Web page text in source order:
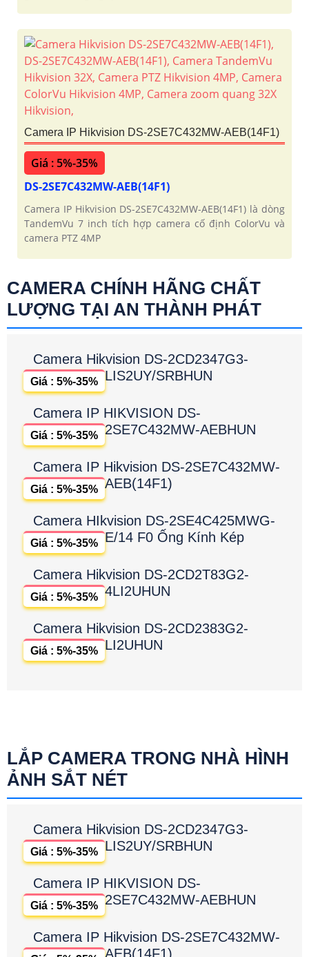
Camera IP Hikvision DS-2SE7C432MW-AEB(14F1)
Giá : 5%-35%
DS-2SE7C432MW-AEB(14F1)
Camera IP Hikvision DS-2SE7C432MW-AEB(14F1) là dòng
TandemVu 7 inch tích hợp camera cố định ColorVu và
camera PTZ 4MP
CAMERA CHÍNH HÃNG CHẤT
LƯỢNG TẠI AN THÀNH PHÁT
Camera Hikvision DS-2CD2347G3-
LIS2UY/SRBHUN
Giá : 5%-35%
Camera IP HIKVISION DS-
2SE7C432MW-AEBHUN
Giá : 5%-35%
Camera IP Hikvision DS-2SE7C432MW-
AEB(14F1)
Giá : 5%-35%
Camera HIkvision DS-2SE4C425MWG-
E/14 F0 Ống Kính Kép
Giá : 5%-35%
Camera Hikvision DS-2CD2T83G2-
4LI2UHUN
Giá : 5%-35%
Camera Hikvision DS-2CD2383G2-
LI2UHUN
Giá : 5%-35%
LẮP CAMERA TRONG NHÀ HÌNH
ẢNH SẮT NÉT
Camera Hikvision DS-2CD2347G3-
LIS2UY/SRBHUN
Giá : 5%-35%
Camera IP HIKVISION DS-
2SE7C432MW-AEBHUN
Giá : 5%-35%
Camera IP Hikvision DS-2SE7C432MW-
AEB(14F1)